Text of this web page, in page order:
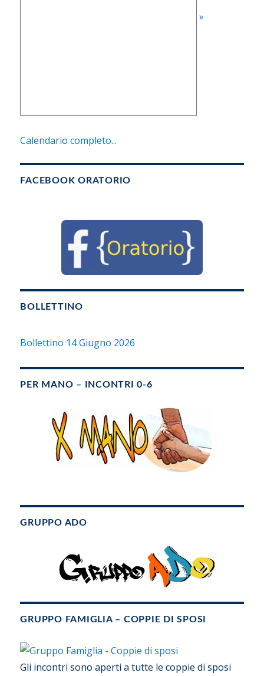
»
Calendario completo...
FACEBOOK ORATORIO
BOLLETTINO
Bollettino 14 Giugno 2026
PER MANO – INCONTRI 0-6
GRUPPO ADO
GRUPPO FAMIGLIA – COPPIE DI SPOSI
Gli incontri sono aperti a tutte le coppie di sposi